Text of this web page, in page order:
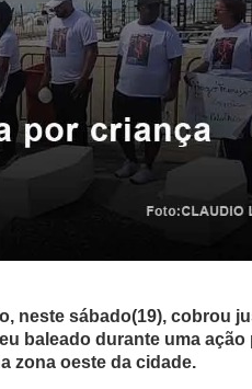
neste sábado(19), cobrou
baleado durante uma ação
zona oeste da cidade.